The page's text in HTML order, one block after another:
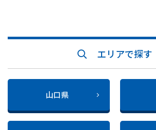
エリアで探す
山口県